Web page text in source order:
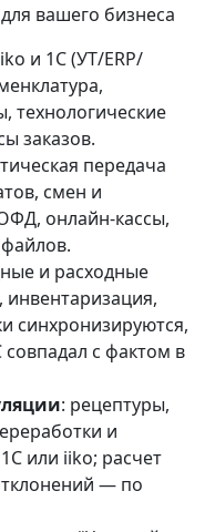
вашего бизнеса
и 1С (УТ/ERP/
технологические
заказов.
передача
смен и
онлайн-кассы,
и расходные
синхронизируются,
совпадал с фактом в
: рецептуры,
и
или iiko; расчет
— по